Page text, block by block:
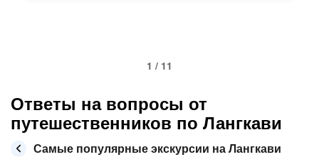
1 / 11
Ответы на вопросы от
путешественников по Лангкави
Самые популярные экскурсии на Лангкави